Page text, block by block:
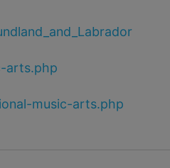
arts.php
music-arts.php